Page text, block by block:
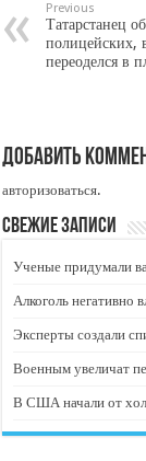
Previous
Татарстанец
полицейских,
переоделся в
Добавить
авторизоваться.
Свежие записи
Ученые придумали
Алкоголь негативно
Эксперты создали
Военным увеличат
В США начали от